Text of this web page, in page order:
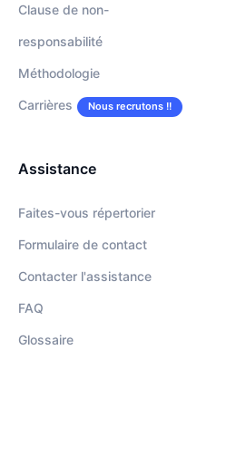
Clause de non-
responsabilité
Méthodologie
Carrières Nous recrutons !!
Assistance
Faites-vous répertorier
Formulaire de contact
Contacter l'assistance
FAQ
Glossaire